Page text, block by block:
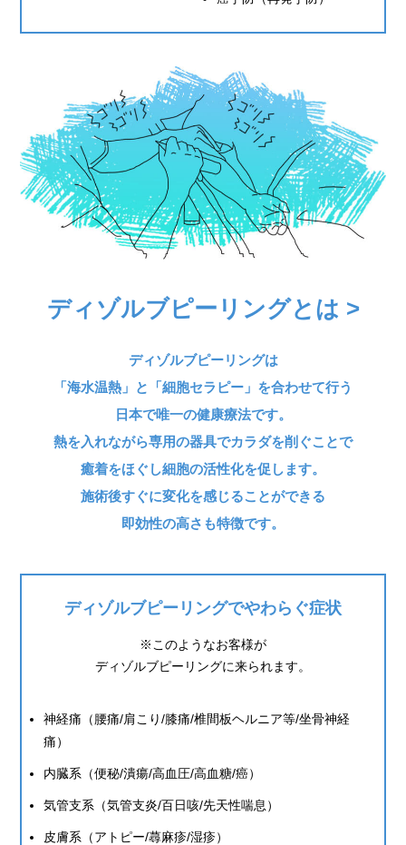
ディゾルブピーリングとは >
ディゾルブピーリングは
「海水温熱」と「細胞セラピー」を合わせて行う
日本で唯一の健康療法です。
熱を入れながら専用の器具でカラダを削ぐことで
癒着をほぐし細胞の活性化を促します。
施術後すぐに変化を感じることができる
即効性の高さも特徴です。
ディゾルブピーリングでやわらぐ症状
※このようなお客様が
ディゾルブピーリングに来られます。
神経痛（腰痛/肩こり/膝痛/椎間板ヘルニア等/坐骨神経
痛）
内臓系（便秘/潰瘍/高血圧/高血糖/癌）
気管支系（気管支炎/百日咳/先天性喘息）
皮膚系（アトピー/蕁麻疹/湿疹）